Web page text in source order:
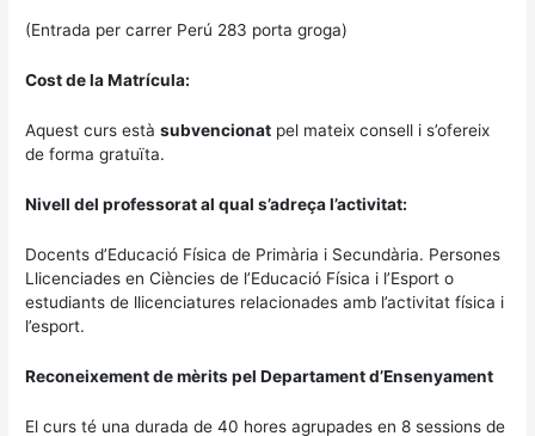
(Entrada per carrer Perú 283 porta groga)
Cost de la Matrícula:
Aquest curs estàsubvencionat pel mateix consell i s’ofereix
de forma gratuïta.
Nivell del professorat al qual s’adreça l’activitat:
Docents d’Educació Física de Primària i Secundària. Persones
Llicenciades en Ciències de l’Educació Física i l’Esport o
estudiants de llicenciatures relacionades amb l’activitat física i
l’esport.
Reconeixement de mèrits pel Departament d’Ensenyament
El curs té una durada de 40 hores agrupades en 8 sessions de